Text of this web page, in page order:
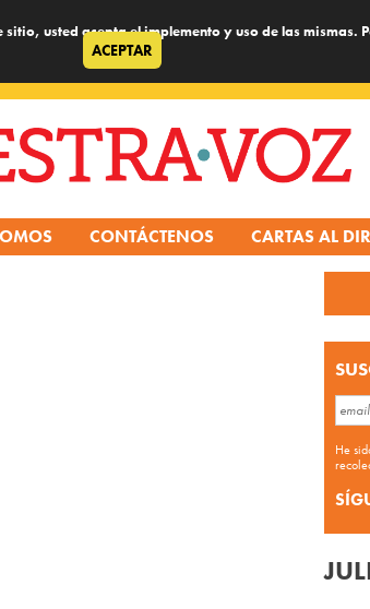
usted acepta el implemento y uso de las mismas.
ACEPTAR
CONTÁCTENOS CARTAS AL
He